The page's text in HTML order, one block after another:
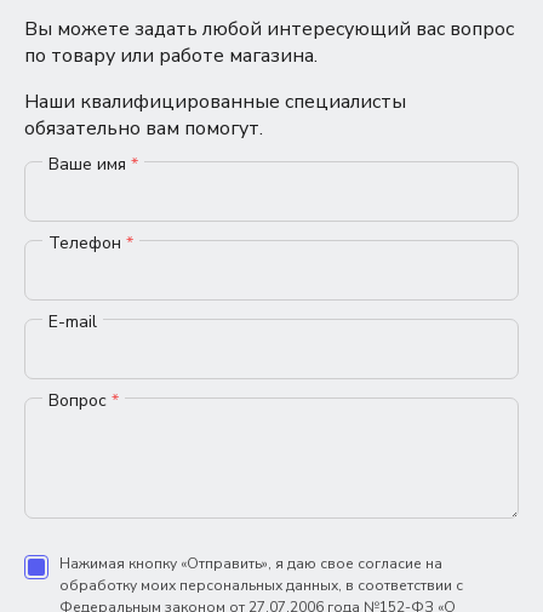
Вы можете задать любой интересующий вас вопрос
по товару или работе магазина.
Наши квалифицированные специалисты
обязательно вам помогут.
Ваше имя *
Телефон *
E-mail
Вопрос *
Нажимая кнопку «Отправить», я даю свое согласие на
обработку моих персональных данных, в соответствии с
Федеральным законом от 27.07.2006 года №152-ФЗ «О